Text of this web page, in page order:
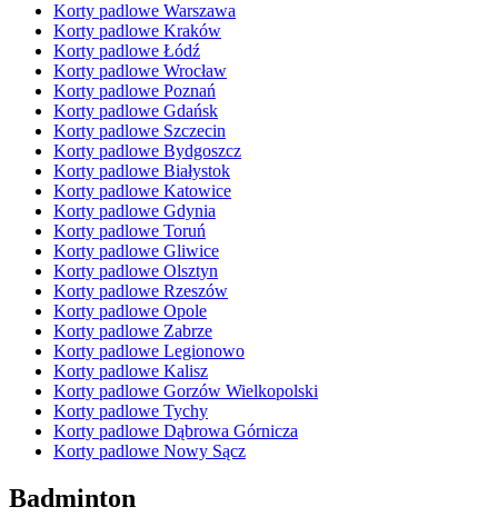
Korty padlowe Warszawa
Korty padlowe Kraków
Korty padlowe Łódź
Korty padlowe Wrocław
Korty padlowe Poznań
Korty padlowe Gdańsk
Korty padlowe Szczecin
Korty padlowe Bydgoszcz
Korty padlowe Białystok
Korty padlowe Katowice
Korty padlowe Gdynia
Korty padlowe Toruń
Korty padlowe Gliwice
Korty padlowe Olsztyn
Korty padlowe Rzeszów
Korty padlowe Opole
Korty padlowe Zabrze
Korty padlowe Legionowo
Korty padlowe Kalisz
Korty padlowe Gorzów Wielkopolski
Korty padlowe Tychy
Korty padlowe Dąbrowa Górnicza
Korty padlowe Nowy Sącz
Badminton